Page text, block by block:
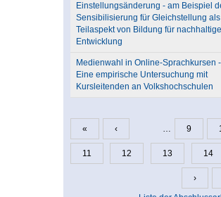
Einstellungsänderung - am Beispiel
Sensibilisierung für Gleichstellung als
Teilaspekt von Bildung für nachhaltige
Entwicklung
Medienwahl in Online-Sprachkursen -
Eine empirische Untersuchung mit
Kursleitenden an Volkshochschulen
Seiten
« ‹ … 9
11 12 13 14
›